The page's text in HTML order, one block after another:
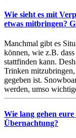
Wie sieht es mit
etwas mitbringen?
Manchmal gibt es
können, wie z.B.
stattfinden kann.
Trinken mitzubringen,
gegeben ist.
werden, umso
Wie lang gehen
Übernachtung?